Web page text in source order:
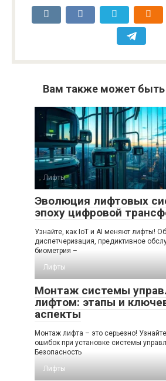
Вам также может быть
Лифты
Эволюция лифтовых
эпоху цифровой
Узнайте, как IoT и AI меняют лифты!
диспетчеризация, предиктивное
биометрия –
Лифты
Монтаж системы
лифтом: этапы и
аспекты
Монтаж лифта – это серьезно!
ошибок при установке системы
Безопасность
Лифты